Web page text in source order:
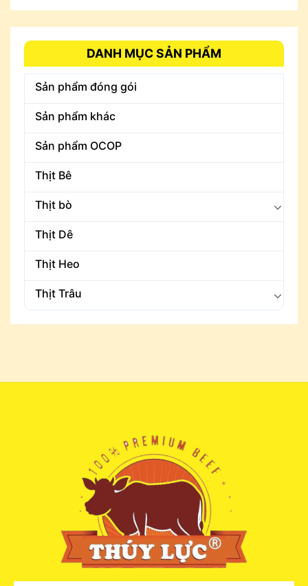
DANH MỤC SẢN PHẨM
Sản phẩm đóng gói
Sản phẩm khác
Sản phẩm OCOP
Thịt Bê
Thịt bò
Thịt Dê
Thịt Heo
Thịt Trâu